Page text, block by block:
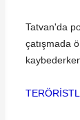
Tatvan'da
çatışmada